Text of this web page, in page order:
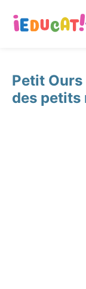
Petit
des petits